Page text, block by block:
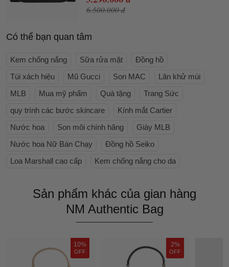
6.500.000 đ
Có thể bạn quan tâm
Kem chống nắng Sữa rửa mặt
Đồng hồ
Túi xách hiệu
Mũ Gucci Son MAC
Lăn khử mùi
MLB
Mua mỹ phẩm Quà tặng
Trang Sức
quy trình các bước skincare
Kính mắt Cartier
Nước hoa
Son môi chính hãng
Giày MLB
Nước hoa Nữ Bán Chạy
Đồng hồ Seiko
Loa Marshall cao cấp
Kem chống nắng cho da
Sản phẩm khác của gian hàng
NM Authentic Bag
10%
OFF
2%
OFF